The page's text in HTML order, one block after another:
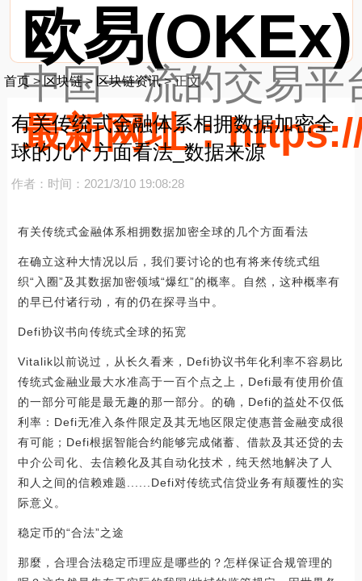
欧易(OKEx)
中国一流的交易平
最新网址：
首页>区块链> 区块链资讯>正文
有关传统式金融体系相拥数据加密全
球的几个方面看法_数据来源
作者： 时间：2021/3/10 19:08:28
有关传统式金融体系相拥数据加密全球的几个方面看法
在确立这种大情况以后，我们要讨论的也有将来传统式组
织“入圈”及其数据加密领域“爆红”的概率。自然，这种概率有
的早已付诸行动，有的仍在探寻当中。
Defi协议书向传统式全球的拓宽
Vitalik以前说过，从长久看来，Defi协议书年化利率不容易比
传统式金融业最大水准高于一百个点之上，Defi最有使用价值
的一部分可能是最无趣的那一部分。的确，Defi的益处不仅低
利率：Defi无准入条件限定及其无地区限定使惠普金融变成很
有可能；Defi根据智能合约能够完成储蓄、借款及其还贷的去
中介公司化、去信赖化及其自动化技术，纯天然地解决了人
和人之间的信赖难题......Defi对传统式信贷业务有颠覆性的实
际意义。
稳定币的“合法”之途
那麼，合理合法稳定币理应是哪些的？怎样保证合规管理的